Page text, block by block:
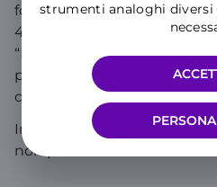
strumenti analoghi
formula di responsabilità
445/2000, ad esempio:
“Il/La sottoscritto/a,
penali previste dall’art. 76
di dichiarazioni mendaci,
In mancanza di uno di
non potrà considerarsi valida.